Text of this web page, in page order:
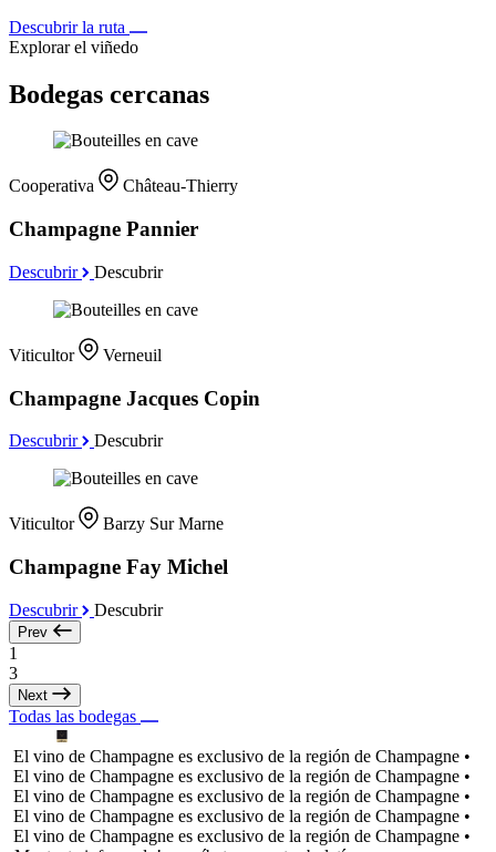
Descubrir la ruta
Explorar el viñedo
Bodegas cercanas
Cooperativa Château-Thierry
Champagne Pannier
Descubrir Descubrir
Viticultor Verneuil
Champagne Jacques Copin
Descubrir Descubrir
Viticultor Barzy Sur Marne
Champagne Fay Michel
Descubrir Descubrir
Prev
1
3
Next
Todas las bodegas
El vino de Champagne es exclusivo de la región de Champagne •
El vino de Champagne es exclusivo de la región de Champagne •
El vino de Champagne es exclusivo de la región de Champagne •
El vino de Champagne es exclusivo de la región de Champagne •
El vino de Champagne es exclusivo de la región de Champagne •